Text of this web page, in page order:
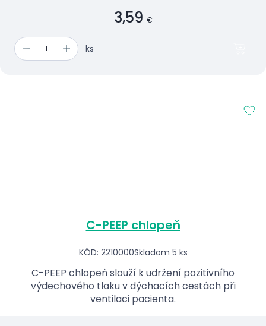
3,59 €
ks
C-PEEP chlopeň
KÓD: 2210000Skladom 5 ks
C-PEEP chlopeň slouží k udržení pozitivního
výdechového tlaku v dýchacích cestách při
ventilaci pacienta.